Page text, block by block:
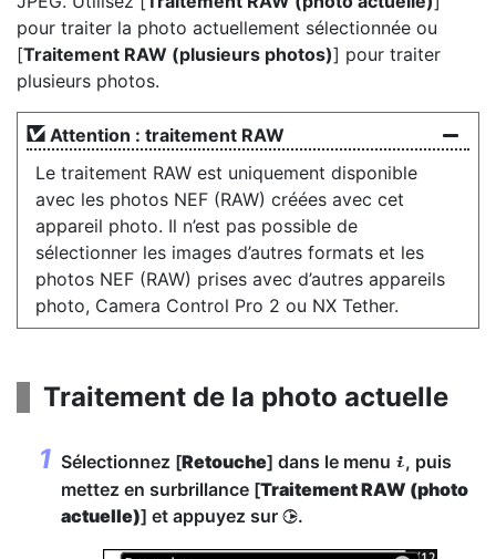
pour traiter la photo actuellement sélectionnée ou
[Traitement RAW (plusieurs photos)] pour traiter
plusieurs photos.
Attention : traitement RAW
Le traitement RAW est uniquement disponible
avec les photos NEF (RAW) créées avec cet
appareil photo. Il n’est pas possible de
sélectionner les images d’autres formats et les
photos NEF (RAW) prises avec d’autres appareils
photo, Camera Control Pro 2 ou NX Tether.
Traitement de la photo actuelle
Sélectionnez [Retouche] dans le menu i, puis
mettez en surbrillance [Traitement RAW (photo
actuelle)] et appuyez sur 2.